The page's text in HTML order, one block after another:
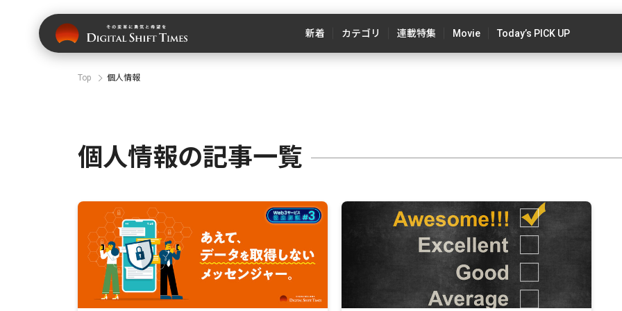
新着 カテゴリ 連載特集 Movie Today’s PICK UP
Top 個人情報
個人情報の記事一覧